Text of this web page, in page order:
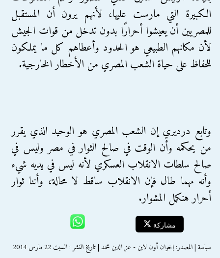
الكبيرة التي مارست عليها، لأنهم يرون أن المستقبل
للمصريين أن يعيشوا أحرارًا بدون تدخل من قوات الجيش
لأن مكانهم الطبيعي هو الحدود وأعطاهم كل ما يملكون
للحفاظ على حياة الشعب المصري من الأخطار الخارجية.
وتابع درديري إن الشعب المصري هو الوحيد الذي يقرر
من يحكمه وأن الوقت في صالح الثوار في مصر وليس في
صالح سلطات الانقلاب العسكري لأنه ليس في يديه شيء
وأنه مهما طال فإن الانقلاب ساقط لا محالة، وأننا ثوار
أحرار هنكمل المشوار.
مشاركة
سياسة | المصدر: إخوان أون لاين - عز الدين محمد | تاريخ النشر : السبت 22 مارس 2014